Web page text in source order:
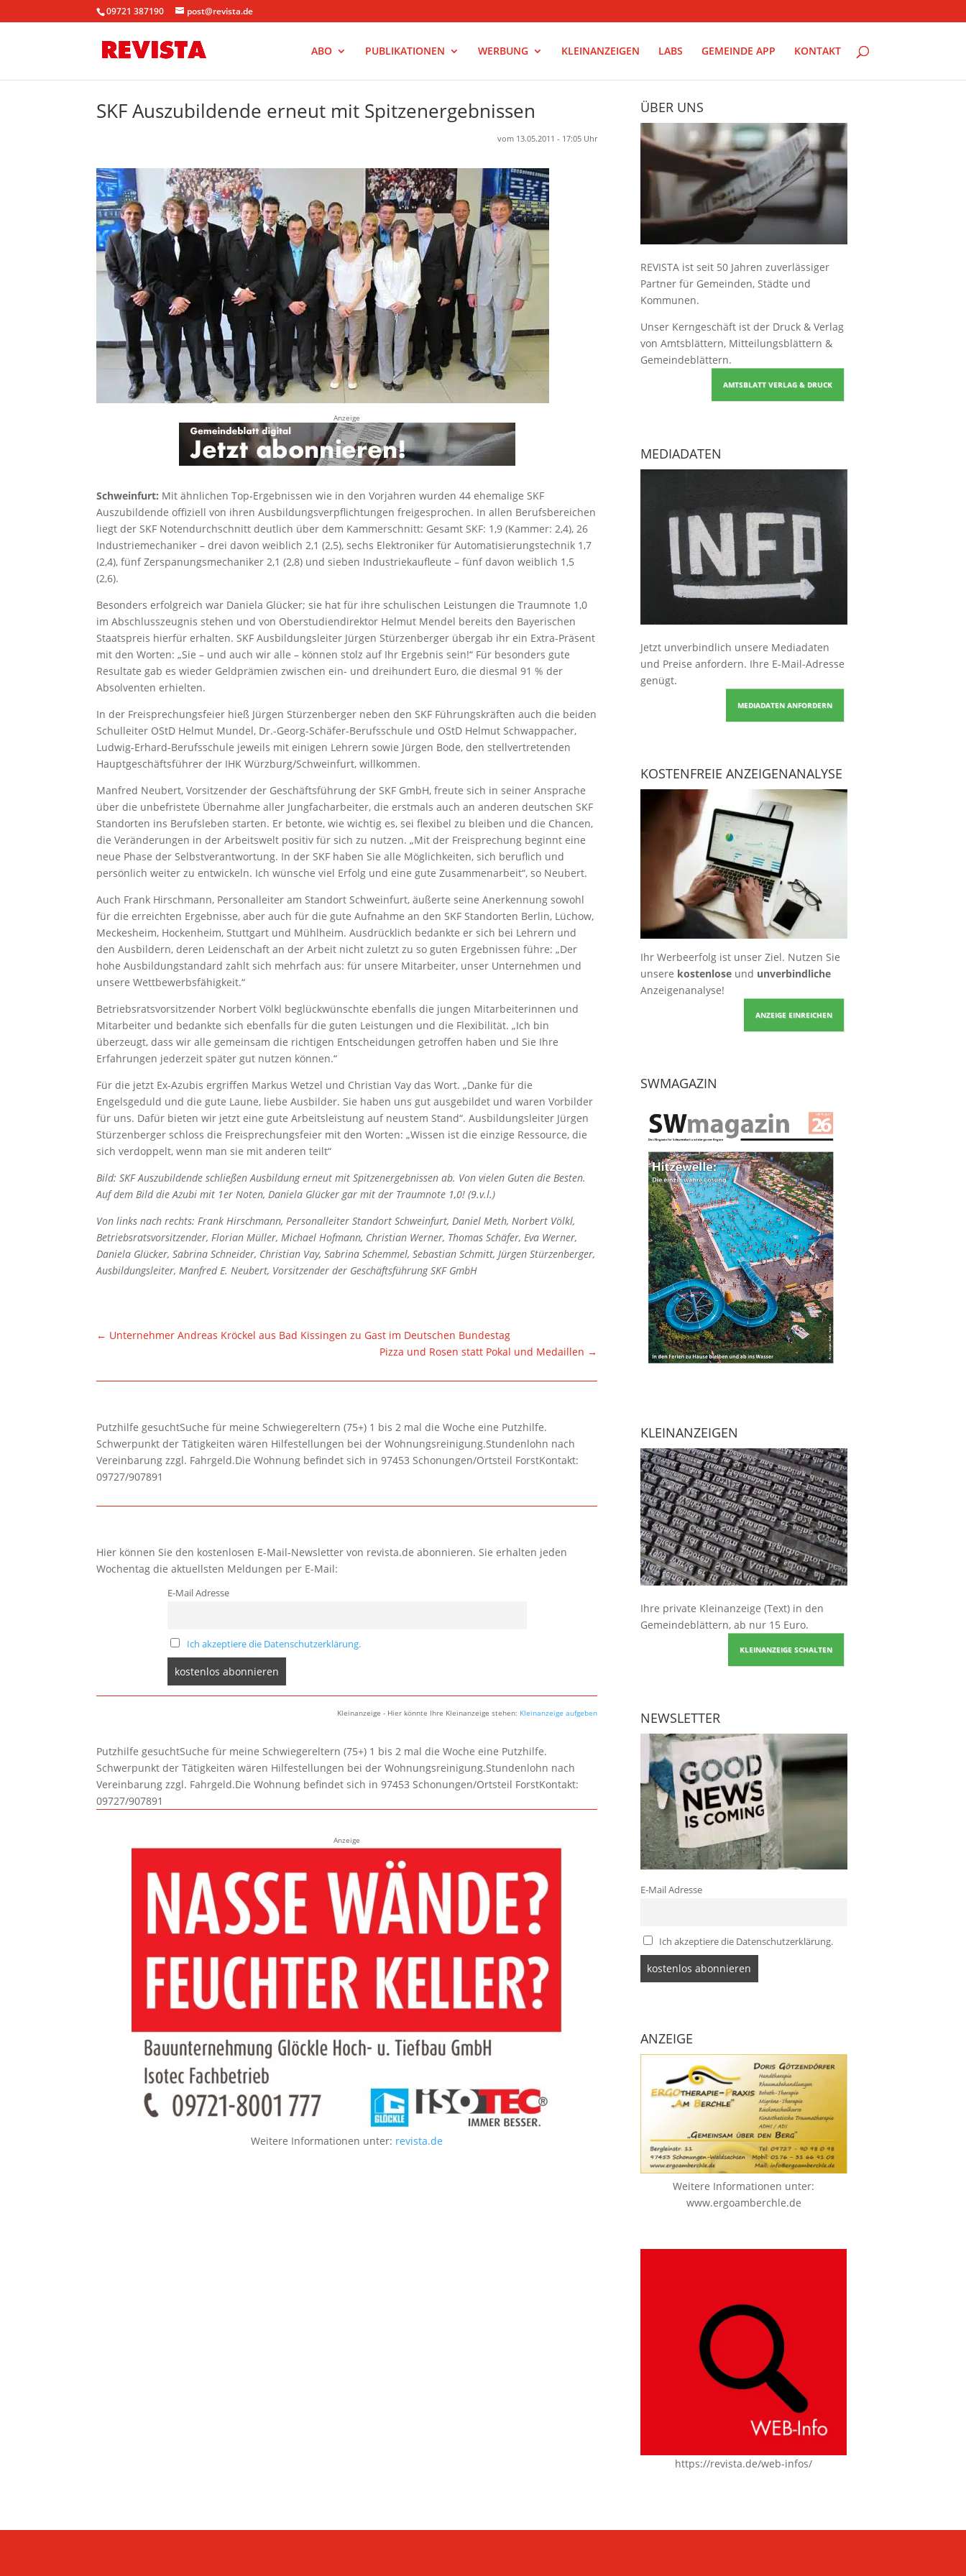
09721 387190 post@revista.de
ABO PUBLIKATIONEN WERBUNG KLEINANZEIGEN LABS GEMEINDE APP KONTAKT
SKF Auszubildende erneut mit Spitzenergebnissen
vom 13.05.2011 - 17:05 Uhr
Anzeige
Schweinfurt: Mit ähnlichen Top-Ergebnissen wie in den Vorjahren wurden 44 ehemalige SKF
Auszubildende offiziell von ihren Ausbildungsverpflichtungen freigesprochen. In allen Berufsbereichen
liegt der SKF Notendurchschnitt deutlich über dem Kammerschnitt: Gesamt SKF: 1,9 (Kammer: 2,4), 26
Industriemechaniker – drei davon weiblich 2,1 (2,5), sechs Elektroniker für Automatisierungstechnik 1,7
(2,4), fünf Zerspanungsmechaniker 2,1 (2,8) und sieben Industriekaufleute – fünf davon weiblich 1,5
(2,6).
Besonders erfolgreich war Daniela Glücker; sie hat für ihre schulischen Leistungen die Traumnote 1,0
im Abschlusszeugnis stehen und von Oberstudiendirektor Helmut Mendel bereits den Bayerischen
Staatspreis hierfür erhalten. SKF Ausbildungsleiter Jürgen Stürzenberger übergab ihr ein Extra-Präsent
mit den Worten: „Sie – und auch wir alle – können stolz auf Ihr Ergebnis sein!“ Für besonders gute
Resultate gab es wieder Geldprämien zwischen ein- und dreihundert Euro, die diesmal 91 % der
Absolventen erhielten.
In der Freisprechungsfeier hieß Jürgen Stürzenberger neben den SKF Führungskräften auch die beiden
Schulleiter OStD Helmut Mundel, Dr.-Georg-Schäfer-Berufsschule und OStD Helmut Schwappacher,
Ludwig-Erhard-Berufsschule jeweils mit einigen Lehrern sowie Jürgen Bode, den stellvertretenden
Hauptgeschäftsführer der IHK Würzburg/Schweinfurt, willkommen.
Manfred Neubert, Vorsitzender der Geschäftsführung der SKF GmbH, freute sich in seiner Ansprache
über die unbefristete Übernahme aller Jungfacharbeiter, die erstmals auch an anderen deutschen SKF
Standorten ins Berufsleben starten. Er betonte, wie wichtig es, sei flexibel zu bleiben und die Chancen,
die Veränderungen in der Arbeitswelt positiv für sich zu nutzen. „Mit der Freisprechung beginnt eine
neue Phase der Selbstverantwortung. In der SKF haben Sie alle Möglichkeiten, sich beruflich und
persönlich weiter zu entwickeln. Ich wünsche viel Erfolg und eine gute Zusammenarbeit“, so Neubert.
Auch Frank Hirschmann, Personalleiter am Standort Schweinfurt, äußerte seine Anerkennung sowohl
für die erreichten Ergebnisse, aber auch für die gute Aufnahme an den SKF Standorten Berlin, Lüchow,
Meckesheim, Hockenheim, Stuttgart und Mühlheim. Ausdrücklich bedankte er sich bei Lehrern und
den Ausbildern, deren Leidenschaft an der Arbeit nicht zuletzt zu so guten Ergebnissen führe: „Der
hohe Ausbildungstandard zahlt sich mehrfach aus: für unsere Mitarbeiter, unser Unternehmen und
unsere Wettbewerbsfähigkeit.“
Betriebsratsvorsitzender Norbert Völkl beglückwünschte ebenfalls die jungen Mitarbeiterinnen und
Mitarbeiter und bedankte sich ebenfalls für die guten Leistungen und die Flexibilität. „Ich bin
überzeugt, dass wir alle gemeinsam die richtigen Entscheidungen getroffen haben und Sie Ihre
Erfahrungen jederzeit später gut nutzen können.“
Für die jetzt Ex-Azubis ergriffen Markus Wetzel und Christian Vay das Wort. „Danke für die
Engelsgeduld und die gute Laune, liebe Ausbilder. Sie haben uns gut ausgebildet und waren Vorbilder
für uns. Dafür bieten wir jetzt eine gute Arbeitsleistung auf neustem Stand“. Ausbildungsleiter Jürgen
Stürzenberger schloss die Freisprechungsfeier mit den Worten: „Wissen ist die einzige Ressource, die
sich verdoppelt, wenn man sie mit anderen teilt“
Bild: SKF Auszubildende schließen Ausbildung erneut mit Spitzenergebnissen ab. Von vielen Guten die Besten.
Auf dem Bild die Azubi mit 1er Noten, Daniela Glücker gar mit der Traumnote 1,0! (9.v.l.)
Von links nach rechts: Frank Hirschmann, Personalleiter Standort Schweinfurt, Daniel Meth, Norbert Völkl,
Betriebsratsvorsitzender, Florian Müller, Michael Hofmann, Christian Werner, Thomas Schäfer, Eva Werner,
Daniela Glücker, Sabrina Schneider, Christian Vay, Sabrina Schemmel, Sebastian Schmitt, Jürgen Stürzenberger,
Ausbildungsleiter, Manfred E. Neubert, Vorsitzender der Geschäftsführung SKF GmbH
← Unternehmer Andreas Kröckel aus Bad Kissingen zu Gast im Deutschen Bundestag
Pizza und Rosen statt Pokal und Medaillen →
Putzhilfe gesuchtSuche für meine Schwiegereltern (75+) 1 bis 2 mal die Woche eine Putzhilfe.
Schwerpunkt der Tätigkeiten wären Hilfestellungen bei der Wohnungsreinigung.Stundenlohn nach
Vereinbarung zzgl. Fahrgeld.Die Wohnung befindet sich in 97453 Schonungen/Ortsteil ForstKontakt:
09727/907891
Hier können Sie den kostenlosen E-Mail-Newsletter von revista.de abonnieren. Sie erhalten jeden
Wochentag die aktuellsten Meldungen per E-Mail:
E-Mail Adresse
Ich akzeptiere die Datenschutzerklärung.
Kleinanzeige - Hier könnte Ihre Kleinanzeige stehen: Kleinanzeige aufgeben
Putzhilfe gesuchtSuche für meine Schwiegereltern (75+) 1 bis 2 mal die Woche eine Putzhilfe.
Schwerpunkt der Tätigkeiten wären Hilfestellungen bei der Wohnungsreinigung.Stundenlohn nach
Vereinbarung zzgl. Fahrgeld.Die Wohnung befindet sich in 97453 Schonungen/Ortsteil ForstKontakt:
09727/907891
Anzeige
Weitere Informationen unter: revista.de
ÜBER UNS
REVISTA ist seit 50 Jahren zuverlässiger
Partner für Gemeinden, Städte und
Kommunen.
Unser Kerngeschäft ist der Druck & Verlag
von Amtsblättern, Mitteilungsblättern &
Gemeindeblättern.
AMTSBLATT VERLAG & DRUCK
MEDIADATEN
Jetzt unverbindlich unsere Mediadaten
und Preise anfordern. Ihre E-Mail-Adresse
genügt.
MEDIADATEN ANFORDERN
KOSTENFREIE ANZEIGENANALYSE
Ihr Werbeerfolg ist unser Ziel. Nutzen Sie
unsere kostenloseund unverbindliche
Anzeigenanalyse!
ANZEIGE EINREICHEN
SWMAGAZIN
KLEINANZEIGEN
Ihre private Kleinanzeige (Text) in den
Gemeindeblättern, ab nur 15 Euro.
KLEINANZEIGE SCHALTEN
NEWSLETTER
E-Mail Adresse
Ich akzeptiere die Datenschutzerklärung.
ANZEIGE
Weitere Informationen unter:
www.ergoamberchle.de
https://revista.de/web-infos/